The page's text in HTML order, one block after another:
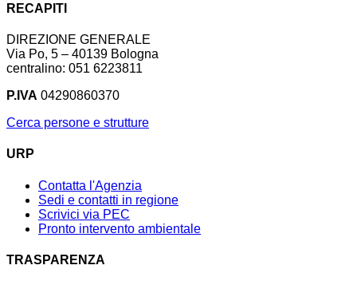
RECAPITI
DIREZIONE GENERALE
Via Po, 5 – 40139 Bologna
centralino: 051 6223811
P.IVA 04290860370
Cerca persone e strutture
URP
Contatta l'Agenzia
Sedi e contatti in regione
Scrivici via PEC
Pronto intervento ambientale
TRASPARENZA